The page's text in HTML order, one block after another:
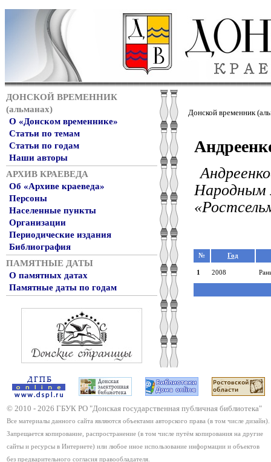
ДОНСКОЙ ВРЕМЕННИК
(альманах)
О «Донском временнике»
Статьи по темам
Статьи по годам
Наши авторы
АРХИВ КРАЕВЕДА
Об «Архиве краеведа»
Персоны
Населенные пункты
Организации
Периодические издания
Библиография
ПАМЯТНЫЕ ДАТЫ
О памятных датах
Памятные даты по годам
Донской временник
Народным
№ Год
1 2008
© 2010 - 2026 ГБУК РО "Донская государственная публичная библиотека"
Все материалы данного сайта являются объектами авторского права (в том числе дизайн).
Запрещается копирование, распространение (в том числе путём копирования на другие
сайты и ресурсы в Интернете) или любое иное использование информации и объектов
без предварительного согласия правообладателя.